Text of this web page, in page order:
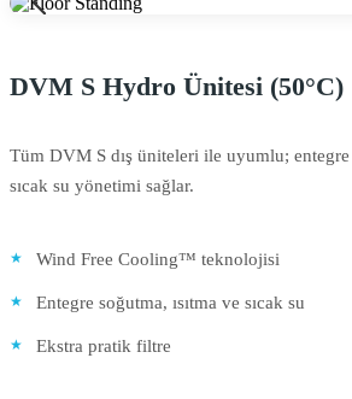
DVM S Hydro Ünitesi (50°C)
Tüm DVM S dış üniteleri ile uyumlu; entegre
sıcak su yönetimi sağlar.
Wind Free Cooling™ teknolojisi
Entegre soğutma, ısıtma ve sıcak su
Ekstra pratik filtre